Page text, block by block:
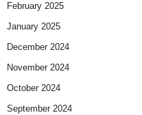
February 2025
January 2025
December 2024
November 2024
October 2024
September 2024